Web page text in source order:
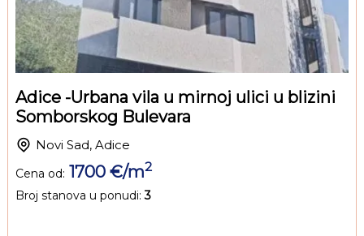
Adice -Urbana vila u mirnoj ulici u blizini
Somborskog Bulevara
Novi Sad, Adice
Cena od: 1700 €/m2
Broj stanova u ponudi:3